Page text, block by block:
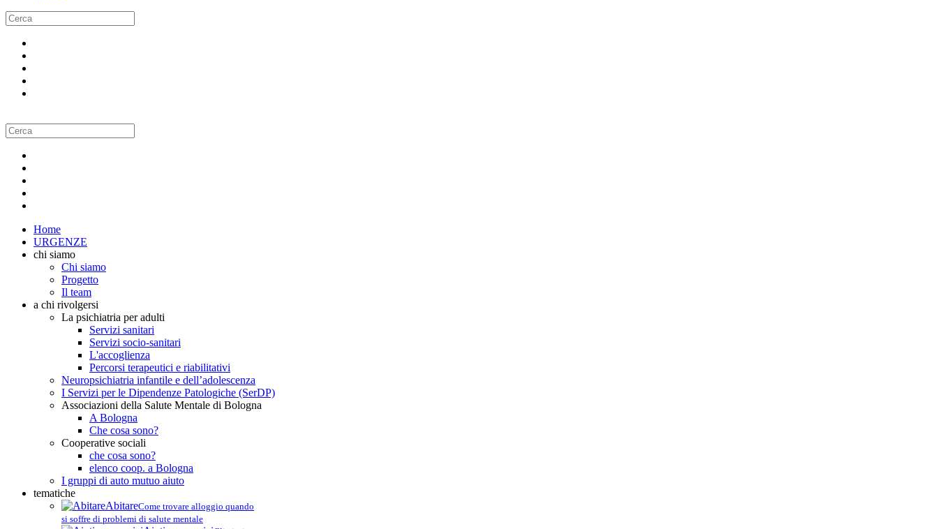
Home
URGENZE
chi siamo
Chi siamo
Progetto
Il team
a chi rivolgersi
La psichiatria per adulti
Servizi sanitari
Servizi socio-sanitari
L'accoglienza
Percorsi terapeutici e riabilitativi
Neuropsichiatria infantile e dell’adolescenza
I Servizi per le Dipendenze Patologiche (SerDP)
Associazioni della Salute Mentale di Bologna
A Bologna
Che cosa sono?
Cooperative sociali
che cosa sono?
elenco coop. a Bologna
I gruppi di auto mutuo aiuto
tematiche
AbitareCome trovare alloggio quando
si soffre di problemi di salute mentale